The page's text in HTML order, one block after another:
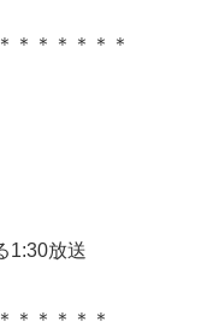
＊＊＊＊＊＊
1:30放送
＊＊＊＊＊